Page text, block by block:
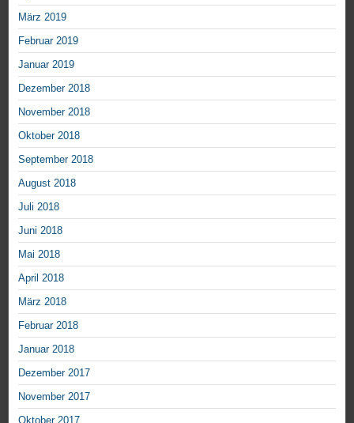
März 2019
Februar 2019
Januar 2019
Dezember 2018
November 2018
Oktober 2018
September 2018
August 2018
Juli 2018
Juni 2018
Mai 2018
April 2018
März 2018
Februar 2018
Januar 2018
Dezember 2017
November 2017
Oktober 2017